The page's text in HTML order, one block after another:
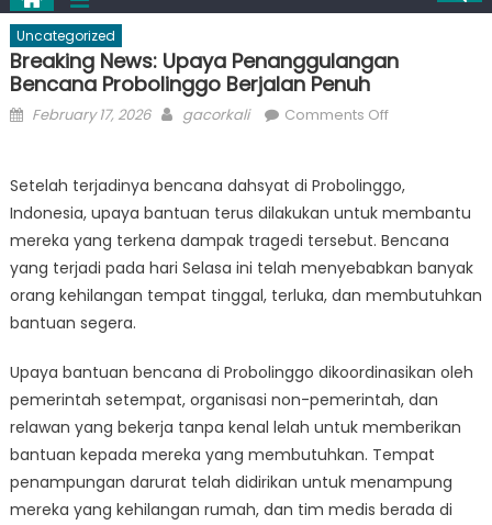
Uncategorized
Breaking News: Upaya Penanggulangan
Bencana Probolinggo Berjalan Penuh
Posted
February 17, 2026 Author
gacorkali Comments Offon
Upaya
Bencana
Probolinggo
Berjalan
Setelah terjadinya bencana dahsyat di Probolinggo,
Indonesia, upaya bantuan terus dilakukan untuk membantu
mereka yang terkena dampak tragedi tersebut. Bencana
yang terjadi pada hari Selasa ini telah menyebabkan banyak
orang kehilangan tempat tinggal, terluka, dan membutuhkan
bantuan segera.
Upaya bantuan bencana di Probolinggo dikoordinasikan oleh
pemerintah setempat, organisasi non-pemerintah, dan
relawan yang bekerja tanpa kenal lelah untuk memberikan
bantuan kepada mereka yang membutuhkan. Tempat
penampungan darurat telah didirikan untuk menampung
mereka yang kehilangan rumah, dan tim medis berada di